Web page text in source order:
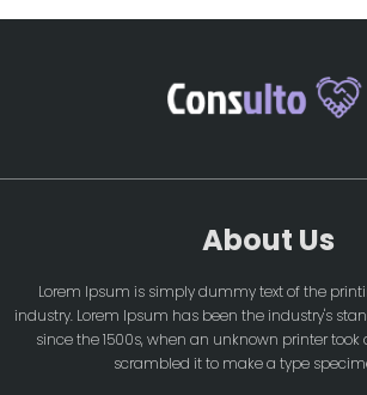
About Us
Lorem Ipsum is simply dummy text of the
industry. Lorem Ipsum has been the industry's
since the 1500s, when an unknown printer
scrambled it to make a type